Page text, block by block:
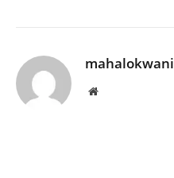
mahalokwani
Website